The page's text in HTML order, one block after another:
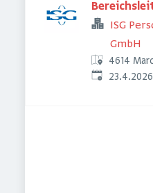
ISG
GmbH
4614
Veröffentlicht
23.4.2026